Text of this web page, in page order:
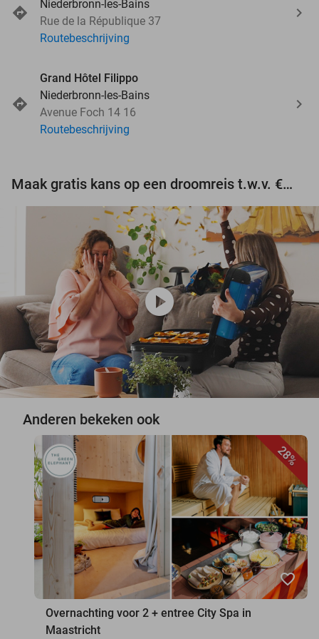
Niederbronn-les-Bains
Rue de la République 37
Routebeschrijving
Grand Hôtel Filippo
Niederbronn-les-Bains
Avenue Foch 14 16
Routebeschrijving
Maak gratis kans op een droomreis t.w.v. €3.000!
play_circle
Anderen bekeken ook
28%
favorite_border
Overnachting voor 2 + entree City Spa in
Maastricht